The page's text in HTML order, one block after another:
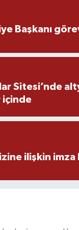
Başkanı
Sitesi’nde
içinde
ilişkin imza